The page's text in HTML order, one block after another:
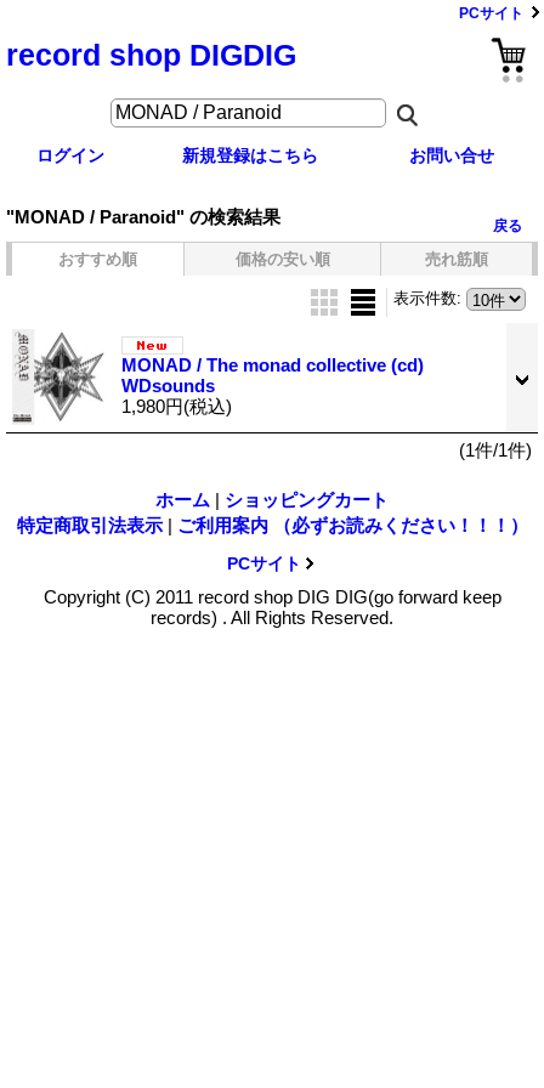
PCサイト
record shop DIGDIG
ログイン 新規登録はこちら お問い合せ
"MONAD / Paranoid" の検索結果 戻る
おすすめ順 価格の安い順 売れ筋順
表示件数:
MONAD / The monad collective (cd)
WDsounds
1,980円(税込)
(1件/1件)
ホーム | ショッピングカート
特定商取引法表示 | ご利用案内 （必ずお読みください！！！）
PCサイト
Copyright (C) 2011 record shop DIG DIG(go forward keep
records) . All Rights Reserved.